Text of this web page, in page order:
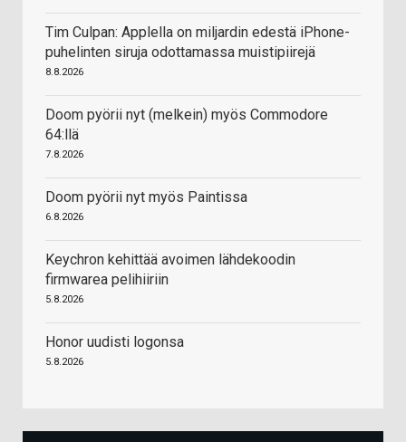
Tim Culpan: Applella on miljardin edestä iPhone-
puhelinten siruja odottamassa muistipiirejä
8.8.2026
Doom pyörii nyt (melkein) myös Commodore
64:llä
7.8.2026
Doom pyörii nyt myös Paintissa
6.8.2026
Keychron kehittää avoimen lähdekoodin
firmwarea pelihiiriin
5.8.2026
Honor uudisti logonsa
5.8.2026